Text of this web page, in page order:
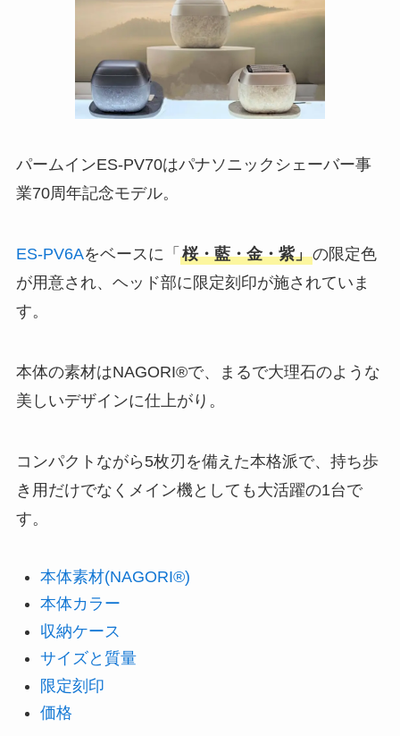
パームインES-PV70はパナソニックシェーバー事
業70周年記念モデル。
ES-PV6Aをベースに「 桜・藍・金・紫」の限定色
が用意され、ヘッド部に限定刻印が施されていま
す。
本体の素材はNAGORI®で、まるで大理石のような
美しいデザインに仕上がり。
コンパクトながら5枚刃を備えた本格派で、持ち歩
き用だけでなくメイン機としても大活躍の1台で
す。
本体素材(NAGORI®)
本体カラー
収納ケース
サイズと質量
限定刻印
価格